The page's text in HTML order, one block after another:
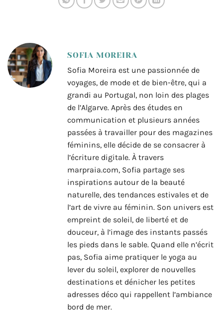
SOFIA MOREIRA
Sofia Moreira est une passionnée de
voyages, de mode et de bien-être, qui a
grandi au Portugal, non loin des plages
de l’Algarve. Après des études en
communication et plusieurs années
passées à travailler pour des magazines
féminins, elle décide de se consacrer à
l’écriture digitale. À travers
marpraia.com, Sofia partage ses
inspirations autour de la beauté
naturelle, des tendances estivales et de
l’art de vivre au féminin. Son univers est
empreint de soleil, de liberté et de
douceur, à l’image des instants passés
les pieds dans le sable. Quand elle n’écrit
pas, Sofia aime pratiquer le yoga au
lever du soleil, explorer de nouvelles
destinations et dénicher les petites
adresses déco qui rappellent l’ambiance
bord de mer.